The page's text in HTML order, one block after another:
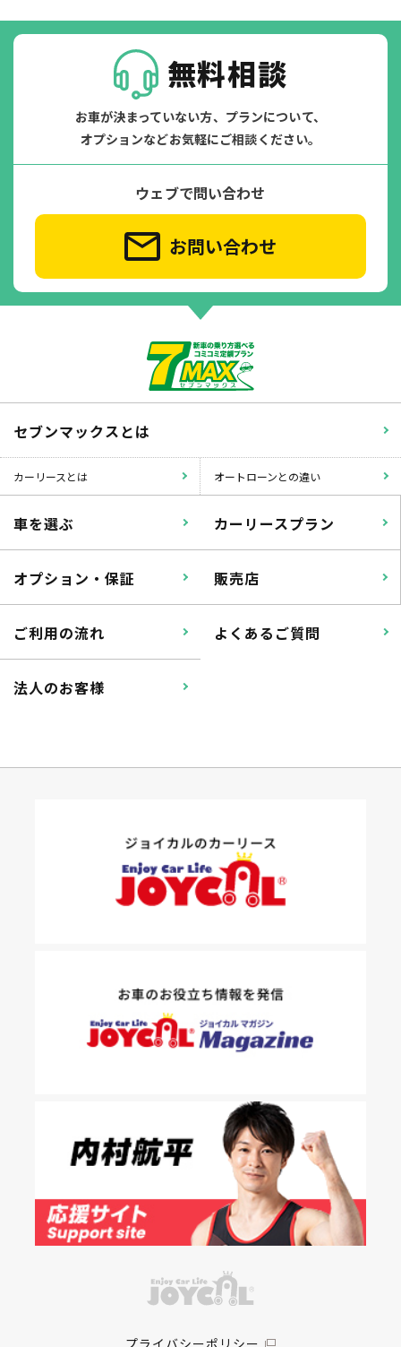
無料相談
お車が決まっていない方、プランについて、
オプションなどお気軽にご相談ください。
ウェブで問い合わせ
お問い合わせ
セブンマックスとは
カーリースとは オートローンとの違い
車を選ぶ カーリースプラン
オプション・保証 販売店
ご利用の流れ よくあるご質問
法人のお客様
プライバシーポリシー